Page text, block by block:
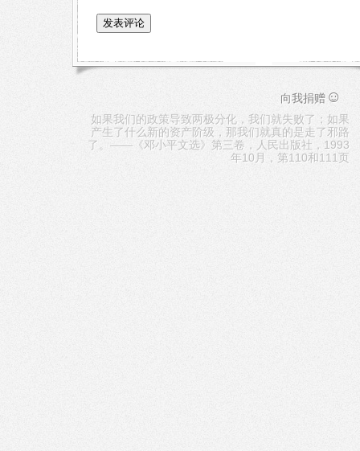
向我捐赠 ☺
如果我们的政策导致两极分化，我们就失败了；如果
产生了什么新的资产阶级，那我们就真的是走了邪路
了。——《邓小平文选》第三卷，人民出版社，1993
年10月，第110和111页